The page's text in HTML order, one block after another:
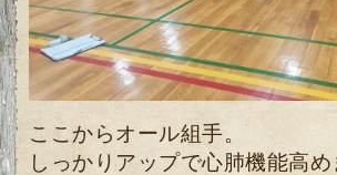
ここからオール組手。
しっかりアップで心肺機能高め